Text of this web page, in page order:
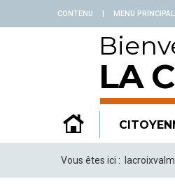
CONTENU | MENU PRINCIPAL
LA
Vous êtes ici :